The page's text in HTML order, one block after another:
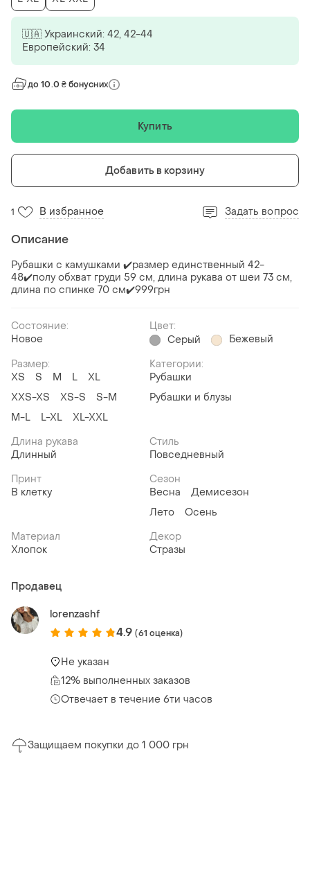
🇺🇦 Украинский: 42, 42-44
Европейский: 34
до 10.0 ₴ бонусних
Купить
Добавить в корзину
1 В избранное Задать вопрос
Описание
Рубашки с камушками ✔️размер единственный 42-
48✔️полу обхват груди 59 см, длина рукава от шеи 73 см,
длина по спинке 70 см✔️999грн
Состояние:
Новое
Цвет:
Серый
Бежевый
Размер:
ХS
S M L
XL
XXS-XS
XS-S
S-M
M-L
L-XL XL-XXL
Категории:
Рубашки
Рубашки и блузы
Длина рукава
Длинный
Стиль
Повседневный
Принт
В клетку
Сезон
Весна
Демисезон
Лето
Осень
Материал
Хлопок
Декор
Стразы
Продавец
lorenzashf
4.9 (61 оценка)
Не указан
12% выполненных заказов
Отвечает в течение 6ти часов
Защищаем покупки до 1 000 грн